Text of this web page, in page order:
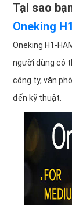
Tại sao
Oneking
Oneking H1-
người dùng có
công ty, văn
đến kỹ thuật.